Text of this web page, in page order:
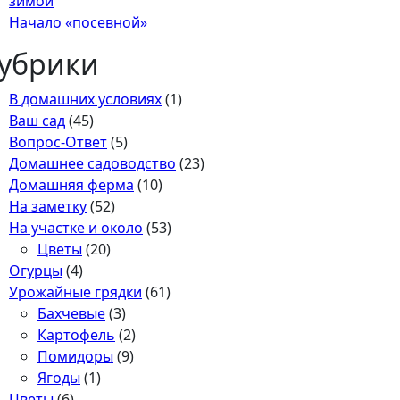
Начало «посевной»
В домашних условиях(1)
Ваш сад(45)
Вопрос-Ответ(5)
Домашнее садоводство (23)
Домашняя ферма (10)
На заметку(52)
На участке и около (53)
Цветы(20)
Огурцы(4)
Урожайные грядки (61)
Бахчевые(3)
Картофель (2)
Помидоры(9)
Ягоды(1)